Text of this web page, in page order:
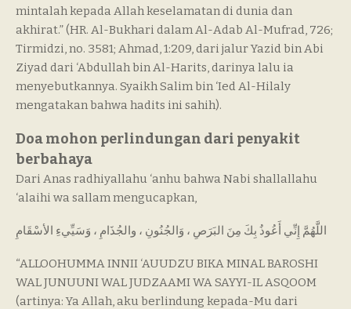
mintalah kepada Allah keselamatan di dunia dan
akhirat.” (HR. Al-Bukhari dalam Al-Adab Al-Mufrad, 726;
Tirmidzi, no. 3581; Ahmad, 1:209, dari jalur Yazid bin Abi
Ziyad dari ‘Abdullah bin Al-Harits, darinya lalu ia
menyebutkannya. Syaikh Salim bin ‘Ied Al-Hilaly
mengatakan bahwa hadits ini sahih).
Doa mohon perlindungan dari penyakit
berbahaya
Dari Anas radhiyallahu ‘anhu bahwa Nabi shallallahu
‘alaihi wa sallam mengucapkan,
اللَّهُمَّ إِنِّي أَعُوذُ بِكَ مِنَ البَرَصِ ، وَالجُنُونِ ، والجُذَامِ ، وَسَيِّيءِ الأسْقَامِ
“ALLOOHUMMA INNII ‘AUUDZU BIKA MINAL BAROSHI
WAL JUNUUNI WAL JUDZAAMI WA SAYYI-IL ASQOOM
(artinya: Ya Allah, aku berlindung kepada-Mu dari